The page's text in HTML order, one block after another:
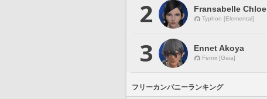
2 Fransabelle Chloe
Typhon [Elemental]
3 Ennet Akoya
Fenrir [Gaia]
フリーカンパニーランキング